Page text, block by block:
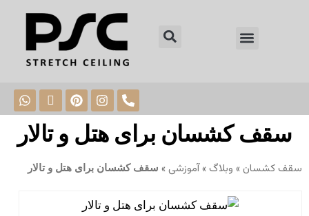
سقف کشسان برای هتل و تالار
سقف کشسان» وبلاگ»آموزشی» سقف کشسان برای هتل و تالار